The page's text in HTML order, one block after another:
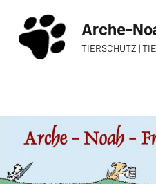
Inhalt
springen
Arche-
TIERSCHUTZ |